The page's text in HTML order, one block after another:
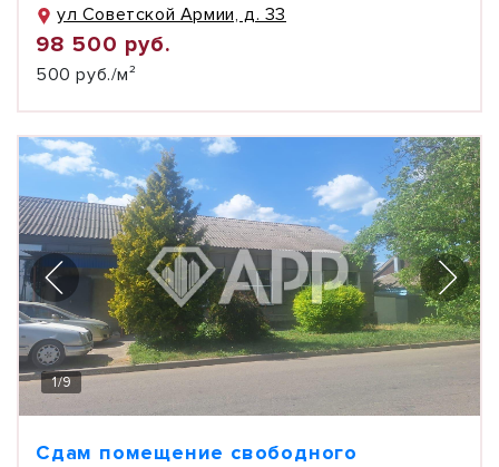
ул Советской Армии, д. 33
98 500 руб.
500 руб./м²
1/9
Сдам помещение свободного